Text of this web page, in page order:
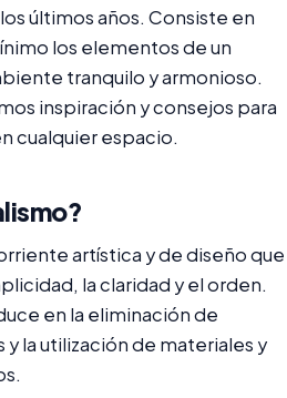
últimos años. Consiste en
los elementos de un
tranquilo y armonioso.
inspiración y consejos para
cualquier espacio.
artística y de diseño que
la claridad y el orden.
en la eliminación de
la utilización de materiales y